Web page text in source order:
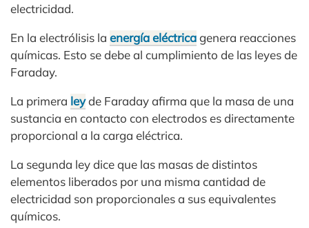
electricidad.
En la electrólisis la energía eléctricagenera reacciones
químicas. Esto se debe al cumplimiento de las leyes de
Faraday.
La primera leyde Faraday afirma que la masa de una
sustancia en contacto con electrodos es directamente
proporcional a la carga eléctrica.
La segunda ley dice que las masas de distintos
elementos liberados por una misma cantidad de
electricidad son proporcionales a sus equivalentes
químicos.